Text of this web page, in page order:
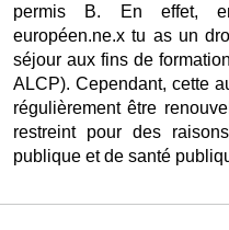
permis B. En effet,
européen.ne.x tu as un
séjour aux fins de
ALCP). Cependant, cette
régulièrement être
restreint pour des
publique et de santé